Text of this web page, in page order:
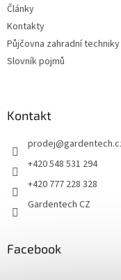
Články
Kontakty
Půjčovna zahradní
Slovník pojmů
Kontakt
prodej@
+420 548 531 294
+420 777 228 328
Gardentech CZ
Facebook